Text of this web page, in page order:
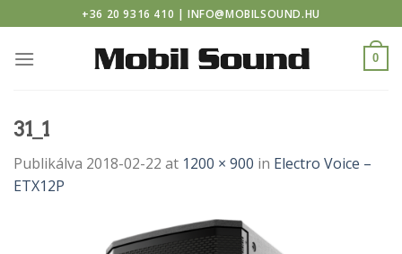
to
content
+36 20 9316 410 | INFO@MOBILSOUND.HU
0
31_1
Publikálva 2018-02-22 at 1200 × 900 in Electro Voice –
ETX12P